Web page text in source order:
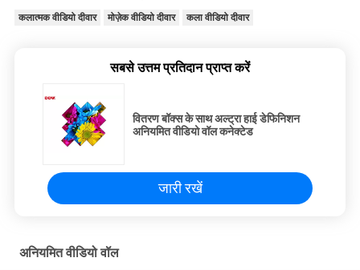
कलात्मक वीडियो दीवार मोज़ेक वीडियो दीवार कला वीडियो दीवार
सबसे उत्तम प्रतिदान प्राप्त करें
वितरण बॉक्स के साथ अल्ट्रा हाई डेफिनिशन
अनियमित वीडियो वॉल कनेक्टेड
जारी रखें
अनियमित वीडियो वॉल